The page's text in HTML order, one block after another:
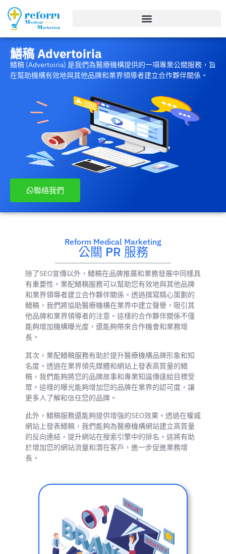
鱔稿 Advertoiria
鱔稿 (Advertoiria) 是我們為醫療機構提供的一項專業公關服務，旨
在幫助機構有效地與其他品牌和業界領導者建立合作夥伴關係。
聯絡我們
Reform Medical Marketing
公關 PR 服務
除了SEO宣傳以外，鱔稿在品牌推廣和業務發展中同樣具
有重要性。業配鱔稿服務可以幫助您有效地與其他品牌
和業界領導者建立合作夥伴關係。透過撰寫精心策劃的
鱔稿，我們將協助醫療機構在業界中建立聲譽，吸引其
他品牌和業界領導者的注意。這樣的合作夥伴關係不僅
能夠增加機構曝光度，還能夠帶來合作機會和業務增
長。
其次，業配鱔稿服務有助於提升醫療機構品牌形象和知
名度。透過在業界領先媒體和網站上發表高質量的鱔
稿，我們能夠將您的品牌故事和專業知識傳達給目標受
眾。這樣的曝光能夠增加您的品牌在業界的認可度，讓
更多人了解和信任您的品牌。
此外，鱔稿服務還能夠提供增強的SEO效果。透過在權威
網站上發表鱔稿，我們能夠為醫療機構網站建立高質量
的反向連結，提升網站在搜索引擎中的排名。這將有助
於增加您的網站流量和潛在客戶，進一步促進業務增
長。